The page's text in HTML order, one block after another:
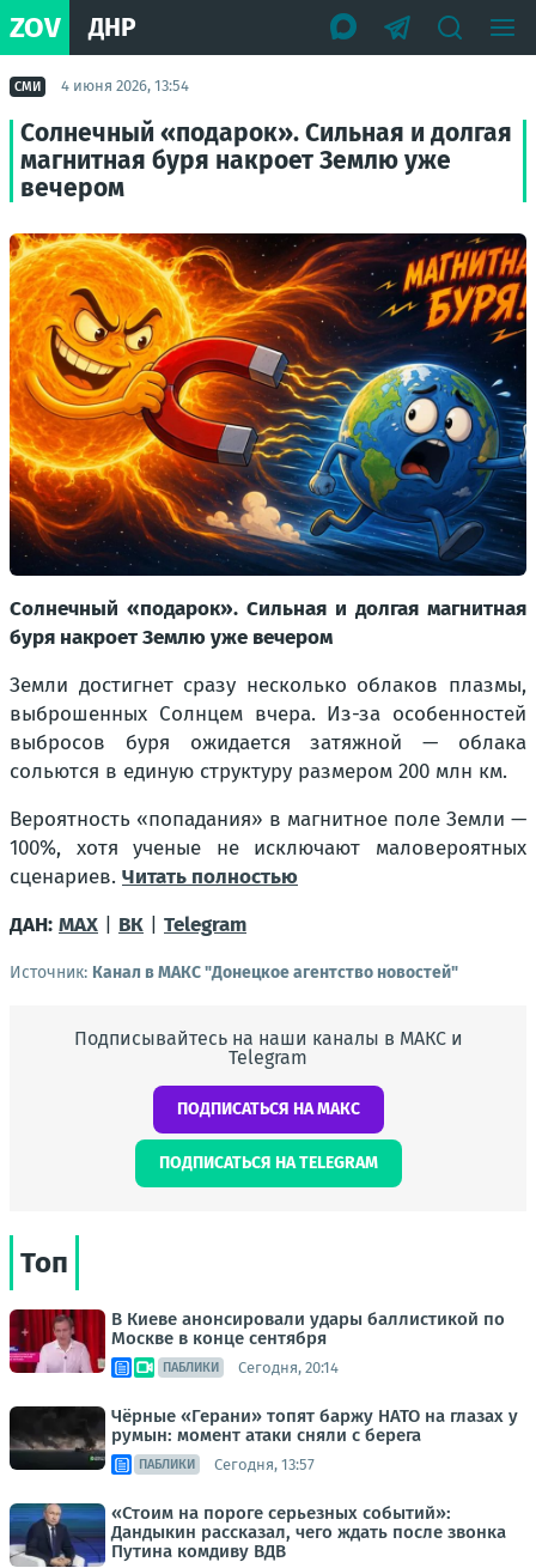
ZOV ДНР
СМИ 4 июня 2026, 13:54
Солнечный «подарок». Сильная и долгая
магнитная буря накроет Землю уже
вечером
Солнечный «подарок». Сильная и долгая магнитная
буря накроет Землю уже вечером
Земли достигнет сразу несколько облаков плазмы,
выброшенных Солнцем вчера. Из-за особенностей
выбросов буря ожидается затяжной — облака
сольются в единую структуру размером 200 млн км.
Вероятность «попадания» в магнитное поле Земли —
100%, хотя ученые не исключают маловероятных
сценариев. Читать полностью
ДАН: MAX ВК Telegram
Источник: Канал в МАКС "Донецкое агентство новостей"
Подписывайтесь на наши каналы в МАКС и
Telegram
ПОДПИСАТЬСЯ НА МАКС
ПОДПИСАТЬСЯ НА TELEGRAM
Топ
В Киеве анонсировали удары баллистикой по
Москве в конце сентября
ПАБЛИКИ Сегодня, 20:14
Чёрные «Герани» топят баржу НАТО на глазах у
румын: момент атаки сняли с берега
ПАБЛИКИ Сегодня, 13:57
«Стоим на пороге серьезных событий»:
Дандыкин рассказал, чего ждать после звонка
Путина комдиву ВДВ